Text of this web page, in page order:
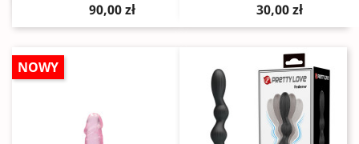
90,00 zł 30,00 zł
NOWY